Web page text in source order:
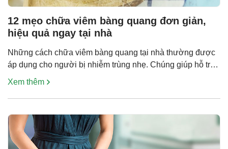
12 mẹo chữa viêm bàng quang đơn giản,
hiệu quả ngay tại nhà
Những cách chữa viêm bàng quang tại nhà thường được
áp dụng cho người bị nhiễm trùng nhẹ. Chúng giúp hỗ trợ
giảm viêm và cải thiện các triệu chứng khó chịu do bệnh
đang được áp dụng rộng rãi. Chữa viêm […]
Xem thêm